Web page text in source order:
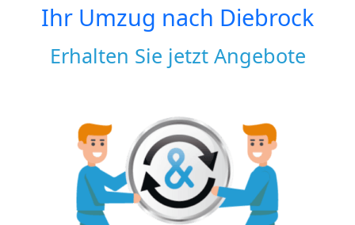
Ihr Umzug nach Diebrock
Erhalten Sie jetzt Angebote